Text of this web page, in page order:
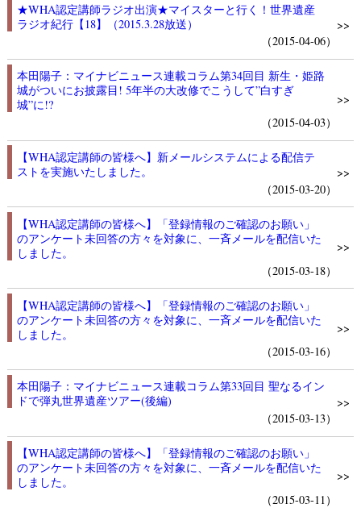
★WHA認定講師ラジオ出演★マイスターと行く！世界遺産
ラジオ紀行【18】（2015.3.28放送）
（2015-04-06）
>>
本田陽子：マイナビニュース連載コラム第34回目 新生・姫路
城がついにお披露目! 5年半の大改修でこうして”白すぎ
城”に!?
（2015-04-03）
>>
【WHA認定講師の皆様へ】新メールシステムによる配信テ
ストを実施いたしました。
（2015-03-20）
>>
【WHA認定講師の皆様へ】「登録情報のご確認のお願い」
のアンケート未回答の方々を対象に、一斉メールを配信いた
しました。
（2015-03-18）
>>
【WHA認定講師の皆様へ】「登録情報のご確認のお願い」
のアンケート未回答の方々を対象に、一斉メールを配信いた
しました。
（2015-03-16）
>>
本田陽子：マイナビニュース連載コラム第33回目 聖なるイン
ドで弾丸世界遺産ツアー(後編)
（2015-03-13）
>>
【WHA認定講師の皆様へ】「登録情報のご確認のお願い」
のアンケート未回答の方々を対象に、一斉メールを配信いた
しました。
（2015-03-11）
>>